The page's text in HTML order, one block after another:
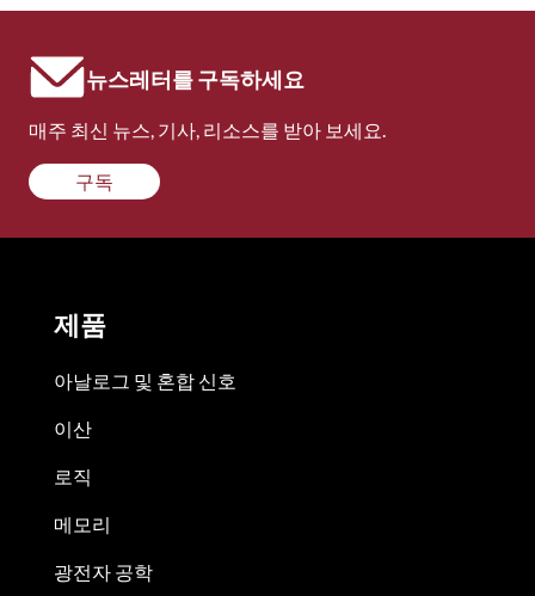
뉴스레터를 구독하세요
매주 최신 뉴스, 기사, 리소스를 받아 보세요.
구독
제품
아날로그 및 혼합 신호
이산
로직
메모리
광전자 공학